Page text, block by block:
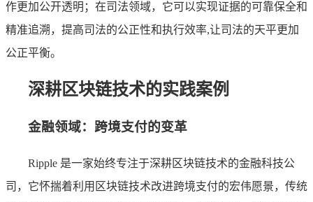
作更加公开透明；在司法领域，它可以实现证据的可靠保全和
精准追溯，提高司法的公正性和执行效率,让司法的天平更加
公正平衡。
深耕区块链技术的实践案例
金融领域：跨境支付的变革
Ripple 是一家始终专注于深耕区块链技术的金融科技公
司，它怀揣着利用区块链技术改进跨境支付的宏伟愿景，传统